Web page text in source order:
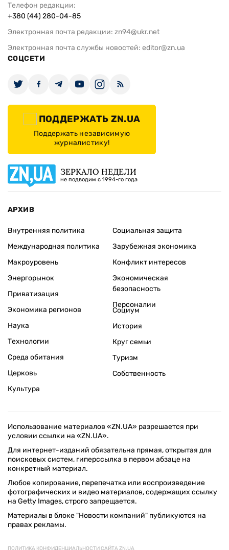
Телефон редакции:
+380 (44) 280-04-85
Электронная почта редакции: zn94@ukr.net
Электронная почта службы новостей: editor@zn.ua
СОЦСЕТИ
ПОДДЕРЖАТЬ ZN.UA
Поддержать независимую
журналистику!
ЗЕРКАЛО НЕДЕЛИ
не подводим с 1994-го года
АРХИВ
Внутренняя политика
Международная политика
Макроуровень
Энергорынок
Приватизация
Экономика регионов
Социальная защита
Зарубежная экономика
Конфликт интересов
Экономическая
безопасность
Персоналии
Наука
Технологии
Среда обитания
Церковь
Культура
Социум
История
Круг семьи
Туризм
Собственность
Использование материалов «ZN.UA» разрешается при
условии ссылки на «ZN.UA».
Для интернет-изданий обязательна прямая, открытая для
поисковых систем, гиперссылка в первом абзаце на
конкретный материал.
Любое копирование, перепечатка или воспроизведение
фотографических и видео материалов, содержащих ссылку
на Getty Images, строго запрещается.
Материалы в блоке "Новости компаний" публикуются на
правах рекламы.
ПОЛИТИКА КОНФИДЕНЦИАЛЬНОСТИ САЙТА ZN.UA